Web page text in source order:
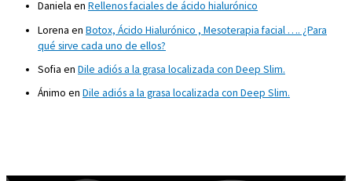
Daniela en Rellenos faciales de ácido hialurónico
Lorena en Botox, Ácido Hialurónico , Mesoterapia facial …. ¿Para
qué sirve cada uno de ellos?
Sofia en Dile adiós a la grasa localizada con Deep Slim.
Ánimo en Dile adiós a la grasa localizada con Deep Slim.